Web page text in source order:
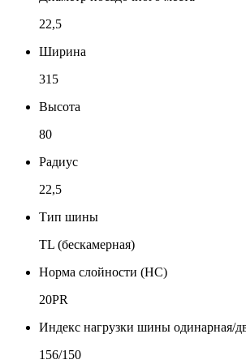
22,5
Ширина
315
Высота
80
Радиус
22,5
Тип шины
TL (бескамерная)
Норма слойности (НС)
20PR
Индекс нагрузки шины одинарная/
156/150